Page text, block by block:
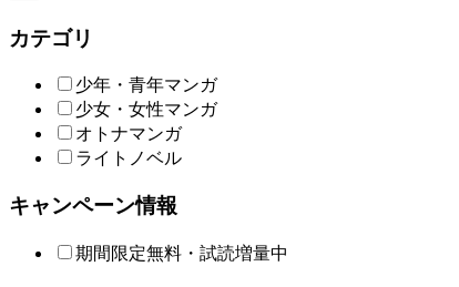
カテゴリ
少年・青年マンガ
少女・女性マンガ
オトナマンガ
ライトノベル
キャンペーン情報
期間限定無料・試読増量中